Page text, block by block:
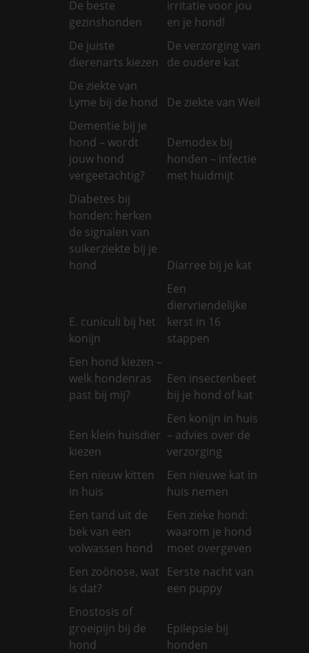
De beste
gezinshonden
irritatie voor jou
en je hond!
De juiste
dierenarts kiezen
De verzorging van
de oudere kat
De ziekte van
Lyme bij de hond
De ziekte van Weil
Dementie bij je
hond – wordt
jouw hond
vergeetachtig?
Demodex bij
honden – infectie
met huidmijt
Diabetes bij
honden: herken
de signalen van
suikerziekte bij je
hond
Diarree bij je kat
E. cuniculi bij het
konijn
Een
diervriendelijke
kerst in 16
stappen
Een hond kiezen –
welk hondenras
past bij mij?
Een insectenbeet
bij je hond of kat
Een klein huisdier
kiezen
Een konijn in huis
– advies over de
verzorging
Een nieuw kitten
in huis
Een nieuwe kat in
huis nemen
Een tand uit de
bek van een
volwassen hond
Een zieke hond:
waarom je hond
moet overgeven
Een zoönose, wat
is dat?
Eerste nacht van
een puppy
Enostosis of
groeipijn bij de
hond
Epilepsie bij
honden